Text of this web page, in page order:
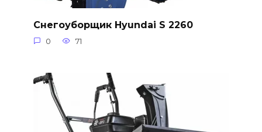
Снегоуборщик Hyundai S 2260
0 71